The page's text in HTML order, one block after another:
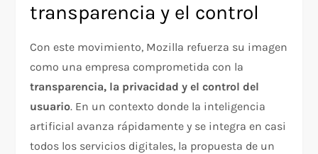
transparencia y el control
Con este movimiento, Mozilla refuerza su imagen
como una empresa comprometida con la
transparencia, la privacidad y el control del
usuario. En un contexto donde la inteligencia
artificial avanza rápidamente y se integra en casi
todos los servicios digitales, la propuesta de un